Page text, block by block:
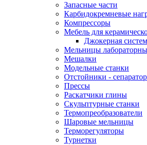
Запасные части
Карбидокремневые
Компрессоры
Мебель для
Джокерная
Мельницы
Мешалки
Модельные станки
Отстойники -
Прессы
Раскатчики глины
Скульптурные станки
Термопреобразователи
Шаровые мельницы
Терморегуляторы
Турнетки